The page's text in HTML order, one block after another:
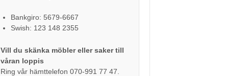
Bankgiro: 5679-6667
Swish: 123 148 2355
Vill du skänka möbler eller saker till
våran loppis
Ring vår hämttelefon 070-991 77 47.